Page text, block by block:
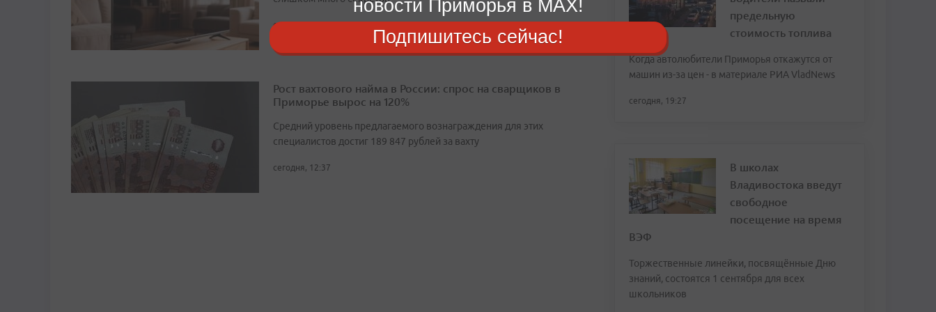
сегодня, 12:31
Рост вахтового найма в России: спрос на сварщиков в
Приморье вырос на 120%
Средний уровень предлагаемого вознаграждения для этих
специалистов достиг 189 847 рублей за вахту
сегодня, 12:37
предельную
стоимость топлива
Когда автолюбители Приморья откажутся от
машин из-за цен - в материале РИА VladNews
сегодня, 19:27
В школах
Владивостока введут
свободное
посещение на время
ВЭФ
Торжественные линейки, посвящённые Дню
знаний, состоятся 1 сентября для всех
школьников
новости Приморья в MAX!
Подпишитесь сейчас!